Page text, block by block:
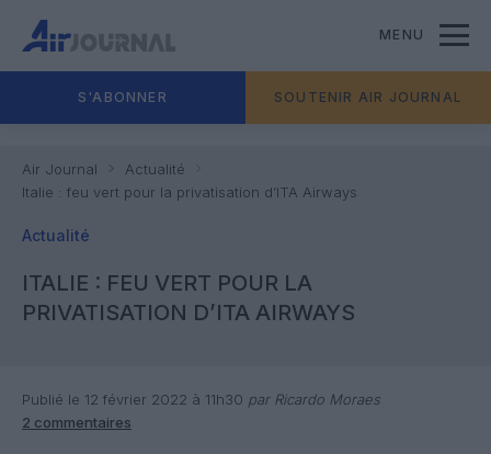
MENU
S'ABONNER SOUTENIR AIR JOURNAL
Air Journal
Actualité
Italie : feu vert pour la privatisation d’ITA Airways
Actualité
ITALIE : FEU VERT POUR LA
PRIVATISATION D’ITA AIRWAYS
Publié le 12 février 2022 à 11h30 par Ricardo Moraes
2 commentaires